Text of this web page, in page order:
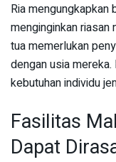
Ria mengungkapkan
menginginkan riasan
tua memerlukan
dengan usia
kebutuhan individu
Fasilitas
Dapat